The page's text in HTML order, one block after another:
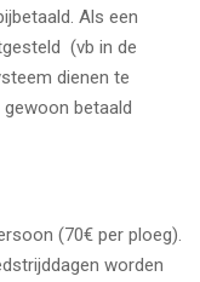
Als een
(vb in de
dienen te
betaald
(70€ per ploeg).
worden